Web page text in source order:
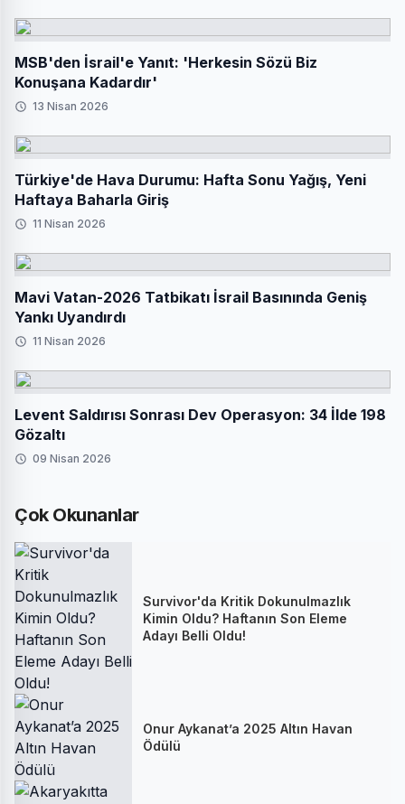
MSB'den İsrail'e Yanıt: 'Herkesin Sözü Biz
Konuşana Kadardır'
13 Nisan 2026
Türkiye'de Hava Durumu: Hafta Sonu Yağış, Yeni
Haftaya Baharla Giriş
11 Nisan 2026
Mavi Vatan-2026 Tatbikatı İsrail Basınında Geniş
Yankı Uyandırdı
11 Nisan 2026
Levent Saldırısı Sonrası Dev Operasyon: 34 İlde 198
Gözaltı
09 Nisan 2026
Çok Okunanlar
Survivor'da Kritik Dokunulmazlık
Kimin Oldu? Haftanın Son Eleme
Adayı Belli Oldu!
Onur Aykanat’a 2025 Altın Havan
Ödülü